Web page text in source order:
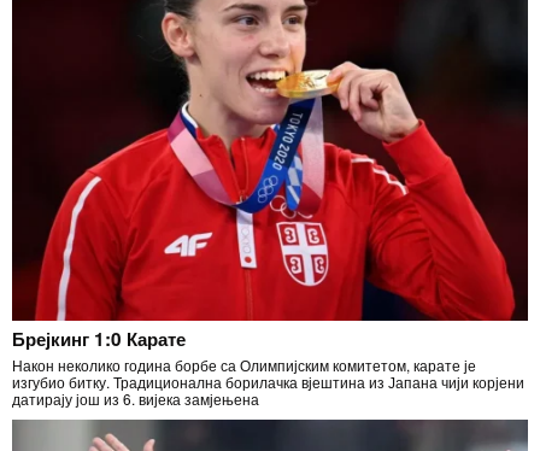
Брејкинг 1:0 Карате
Након неколико година борбе са Олимпијским комитетом, карате је
изгубио битку. Традиционална борилачка вјештина из Јапана чији корјени
датирају још из 6. вијека замјењена